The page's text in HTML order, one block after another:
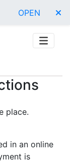
OPEN
place.
in an online
is